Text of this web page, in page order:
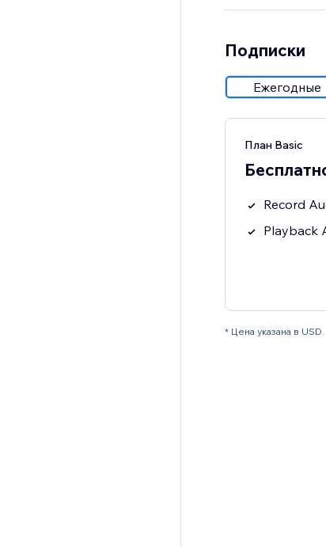
Подписки
Ежегодные
План Basic
Record
Playback
* Цена указана в USD.